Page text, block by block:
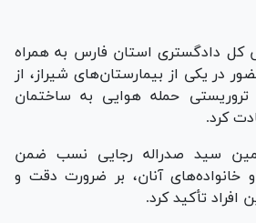
کل دادگستری استان فارس به همراه
در یکی از بیمارستان‌های شیراز، از
تروریستی حمله هوایی به ساختمان
کرد.
سید صدراله رجایی نسب ضمن
خانواده‌های آنان، بر ضرورت دقت و
افراد تأکید کرد.